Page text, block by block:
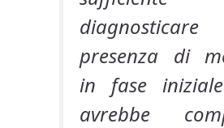
presenza di
in fase
avrebbe